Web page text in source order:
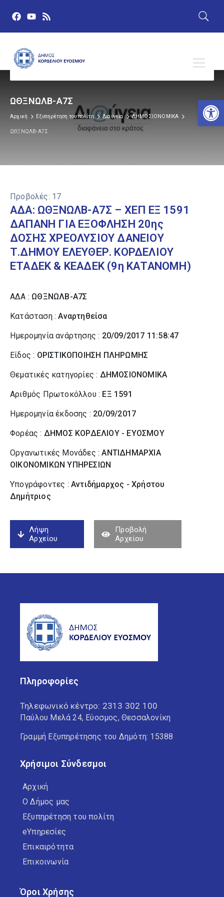
ΩΘΞΝΩΛΒ-Α7Σ
Αρχική Εξυπηρέτηση του πολίτη Διαύγεια ΔΗΜΟΣΙΟΝΟΜΙΚΑ
ΩΘΞΝΩΛΒ-Α7Σ
Προβολές: 17
ΑΔΑ: ΩΘΞΝΩΛΒ-Α7Σ – ΧΕΠ ΕΞ 1591
ΔΑΠΑΝΗ ΓΙΑ ΕΞΟΦΛΗΣΗ 20ης
ΔΟΣΗΣ ΧΡΕΟΛΥΣΙΟΥ ΔΑΝΕΙΟΥ
Τ.ΔΗΜΟΥ ΕΛΕΥΘΕΡ. ΚΟΡΔΕΛΙΟΥ
ΕΤΑΔΕΚ & ΚΕΑΔΕΚ (9η ΚΑΤΑΝΟΜΗ)
ΑΔΑ : ΩΘΞΝΩΛΒ-Α7Σ
Κατάσταση :Αναρτηθείσα
Ημερομηνία ανάρτησης : 20/09/2017 11:58:47
Είδος : ΟΡΙΣΤΙΚΟΠΟΙΗΣΗ ΠΛΗΡΩΜΗΣ
Θεματικές κατηγορίες : ΔΗΜΟΣΙΟΝΟΜΙΚΑ
Αριθμός Πρωτοκόλλου : ΕΞ 1591
Ημερομηνία έκδοσης : 20/09/2017
Φορέας : ΔΗΜΟΣ ΚΟΡΔΕΛΙΟΥ - ΕΥΟΣΜΟΥ
Οργανωτικές Μονάδες :ΑΝΤΙΔΗΜΑΡΧΙΑ
ΟΙΚΟΝΟΜΙΚΩΝ ΥΠΗΡΕΣΙΩΝ
Υπογράφοντες : Αντιδήμαρχος - Χρήστου
Δημήτριος
Λήψη
Αρχείου
Προβολή
Αρχείου
Πληροφορίες
Τηλεφωνικό κέντρο: 2313 302 100
Παύλου Μελά 24, Εύοσμος, Θεσσαλονίκη
Γραμμή Εξυπηρέτησης του Δημότη: 15388
Χρήσιμοι Σύνδεσμοι
Αρχική
Ο Δήμος μας
Εξυπηρέτηση του πολίτη
eΥπηρεσίες
Επικαιρότητα
Επικοινωνία
Όροι Χρήσης